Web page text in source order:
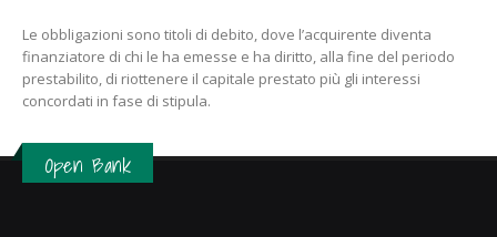
Le obbligazioni sono titoli di debito, dove l’acquirente diventa
finanziatore di chi le ha emesse e ha diritto, alla fine del periodo
prestabilito, di riottenere il capitale prestato più gli interessi
concordati in fase di stipula.
Open Bank